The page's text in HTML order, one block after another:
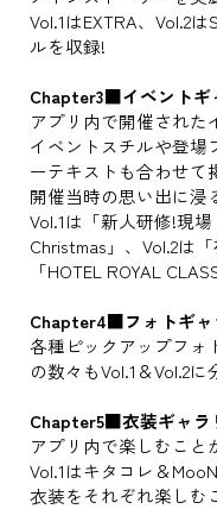
Vol.1はEXTRA、Vol.2
ルを収録!
Chapter3■イベントギ
アプリ内で開催された
イベントスチルや登場
ーテキストも合わせて
開催当時の思い出に浸
Vol.1は「新人研修!現
Christmas」、Vol.2は
「HOTEL ROYAL
Chapter4■フォトギャ
各種ピックアップフォ
の数々もVol.1＆Vol.2
Chapter5■衣装ギャラ
アプリ内で楽しむこと
Vol.1はキタコレ＆
衣装をそれぞれ楽しむ